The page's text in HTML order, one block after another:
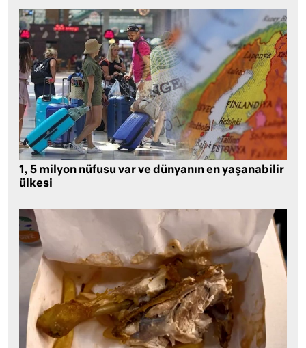
1, 5 milyon nüfusu var ve dünyanın en yaşanabilir
ülkesi